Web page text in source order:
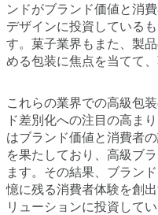
ンドがブランド価値と消
デザインに投資している
す。菓子業界もまた、製
める包装に焦点を当てて
これらの業界での高級包
ド差別化への注目の高ま
はブランド価値と消費者
を果たしており、高級ブ
ます。その結果、ブラン
憶に残る消費者体験を創
リューションに投資して